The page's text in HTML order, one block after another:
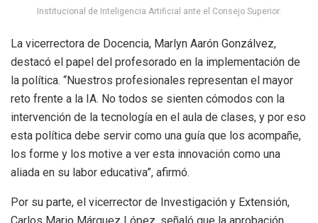
Institucional de Inteligencia Artificial ante el Consejo Superior.
La vicerrectora de Docencia, Marlyn Aarón Gonzálvez,
destacó el papel del profesorado en la implementación de
la política. “Nuestros profesionales representan el mayor
reto frente a la IA. No todos se sienten cómodos con la
intervención de la tecnología en el aula de clases, y por eso
esta política debe servir como una guía que los acompañe,
los forme y los motive a ver esta innovación como una
aliada en su labor educativa”, afirmó.
Por su parte, el vicerrector de Investigación y Extensión,